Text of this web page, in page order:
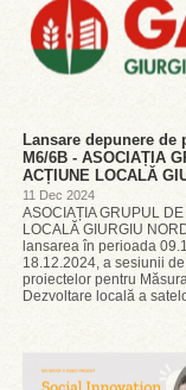
Lansare depunere de
M6/6B - ASOCIAȚIA
ACȚIUNE LOCALĂ
11 Dec 2024
ASOCIAȚIA GRUPUL
LOCALĂ GIURGIU
lansarea în perioada
18.12.2024, a sesiunii
proiectelor pentru
Dezvoltare locală a